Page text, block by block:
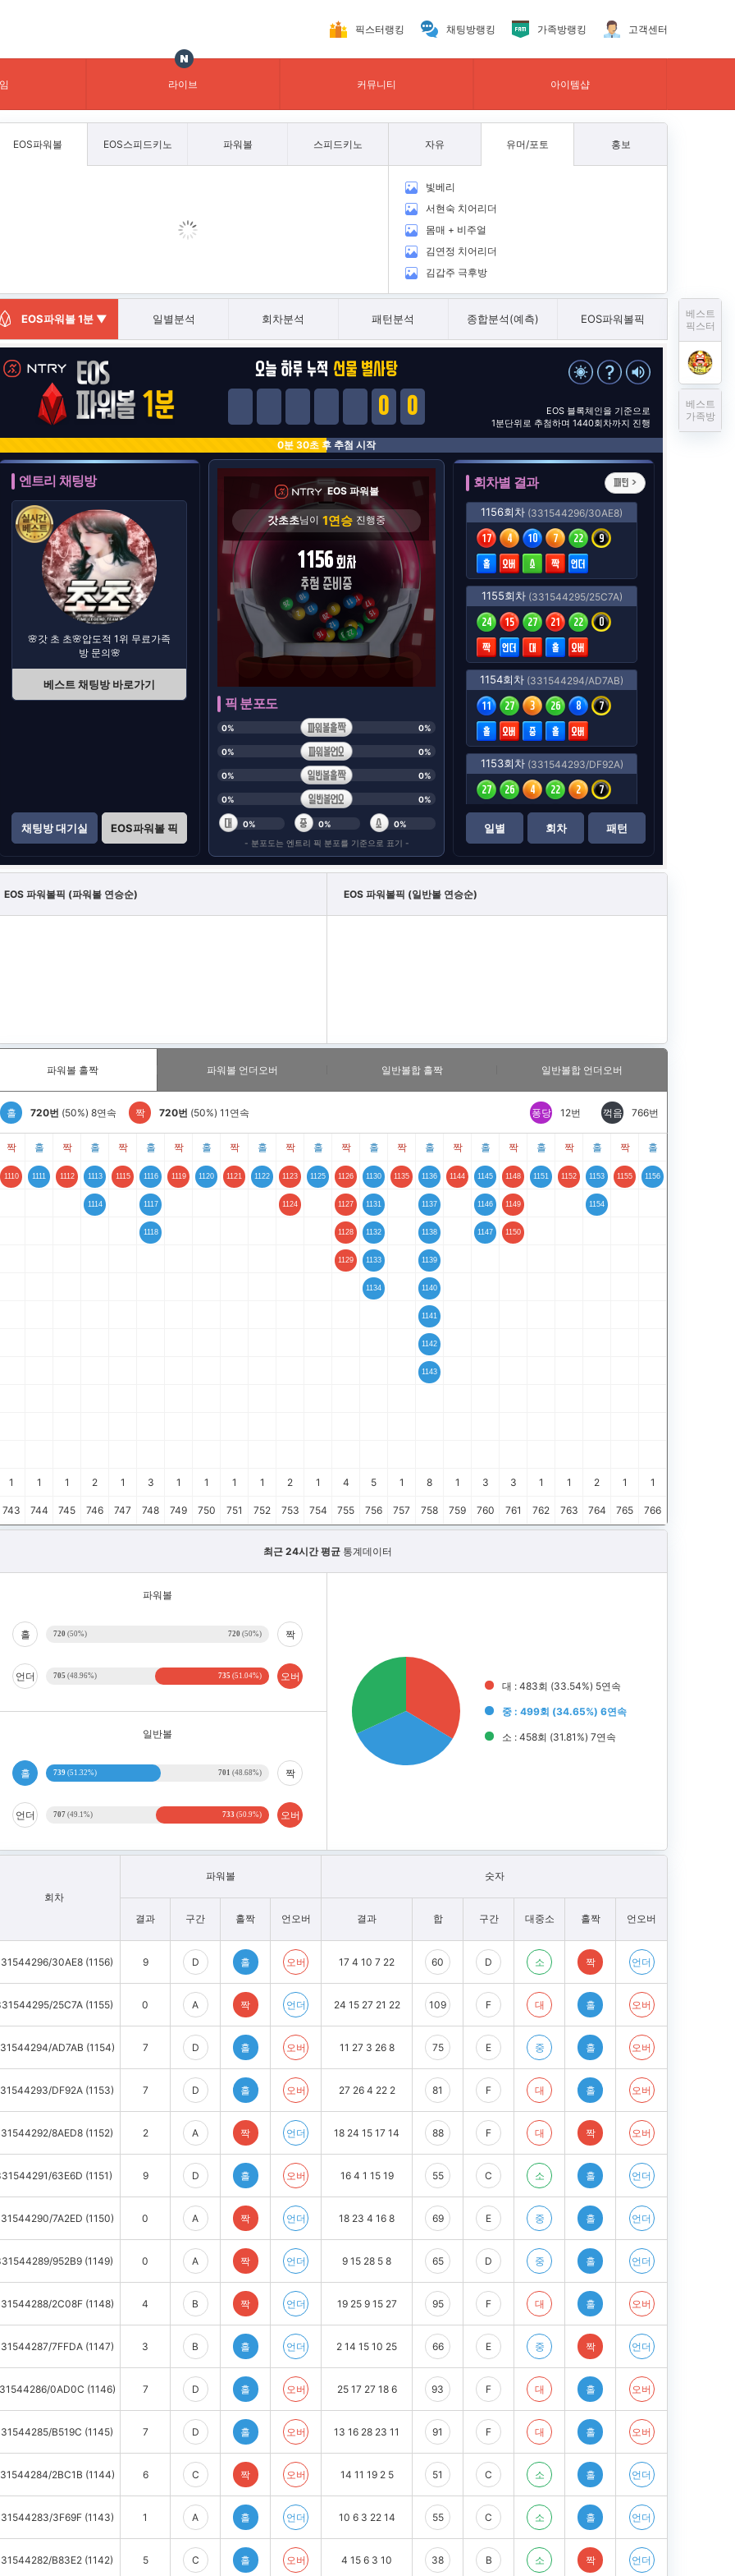
픽스터랭킹 채팅방랭킹 가족방랭킹 고객센터
라이브 커뮤니티 아이템샵
EOS파워볼 EOS스피드키노 파워볼 스피드키노 자유 유머/포토 홍보
빛베리
서현숙 치어리더
몸매 + 비주얼
김연정 치어리더
김갑주 극후방
베스트
픽스터
베스트
가족방
EOS파워볼 1분 ▼ 일별분석 회차분석 패턴분석 종합분석(예측) EOS파워볼픽
EOS 파워볼픽 (파워볼 연승순) EOS 파워볼픽 (일반볼 연승순)
파워볼 홀짝 파워볼 언더오버 일반볼합 홀짝 일반볼합 언더오버
홀 720번 (50%) 8연속 짝 720번 (50%) 11연속 꺽음 766번
퐁당 12번
짝
1110
1
743
홀
1111
1
744
짝
1112
1
745
홀
1113
1114
2
746
짝
1115
1
747
홀
1116
1117
1118
3
748
짝
1119
1
749
홀
1120
1
750
짝
1121
1
751
홀
1122
1
752
짝
1123
1124
2
753
홀
1125
1
754
짝
1126
1127
1128
1129
4
755
홀
1130
1131
1132
1133
1134
5
756
짝
1135
1
757
홀
1136
1137
1138
1139
1140
1141
1142
1143
8
758
짝
1144
1
759
홀
1145
1146
1147
3
760
짝
1148
1149
1150
3
761
홀
1151
1
762
짝
1152
1
763
홀
1153
1154
2
764
짝
1155
1
765
홀
1156
1
766
최근 24시간 평균통계데이터
파워볼
720 (50%)
홀 720 (50%) 짝
705 (48.96%)
언더 735 (51.04%) 오버
일반볼
739 (51.32%)
홀 701 (48.68%) 짝
707 (49.1%)
언더 733 (50.9%) 오버
대 : 483회 (33.54%) 5연속
중 : 499회 (34.65%) 6연속
소 : 458회 (31.81 %) 7연속
회차
파워볼 숫자
결과 구간 홀짝 언오버 결과 합 구간 대중소 홀짝 언오버
30AE8 (1156) 9 D 홀 오버 17 4 10 7 22 60 D 소 짝 언더
25C7A (1155) 0 A 짝 언더 24 15 27 21 22 109 F 대 홀 오버
AD7AB (1154) 7 D 홀 오버 11 27 3 26 8 75 E 중 홀 오버
DF92A (1153) 7 D 홀 오버 27 26 4 22 2 81 F 대 홀 오버
8AED8 (1152) 2 A 짝 언더 18 24 15 17 14 88 F 대 짝 오버
63E6D (1151) 9 D 홀 오버 16 4 1 15 19 55 C 소 홀 언더
7A2ED (1150) 0 A 짝 언더 18 23 4 16 8 69 E 중 홀 언더
952B9 (1149) 0 A 짝 언더 9 15 28 5 8 65 D 중 홀 언더
2C08F (1148) 4 B 짝 언더 19 25 9 15 27 95 F 대 홀 오버
7FFDA (1147) 3 B 홀 언더 2 14 15 10 25 66 E 중 짝 언더
0AD0C (1146) 7 D 홀 오버 25 17 27 18 6 93 F 대 홀 오버
B519C (1145) 7 D 홀 오버 13 16 28 23 11 91 F 대 홀 오버
2BC1B (1144) 6 C 짝 오버 14 11 19 2 5 51 C 소 홀 언더
3F69F (1143) 1 A 홀 언더 10 6 3 22 14 55 C 소 홀 언더
B83E2 (1142) 5 C 홀 오버 4 15 6 3 10 38 B 소 짝 언더